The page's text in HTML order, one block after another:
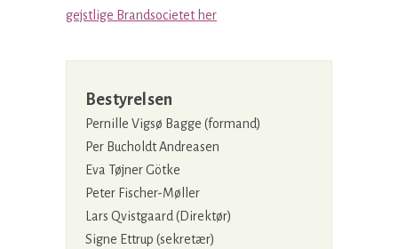
gejstlige Brandsocietet her
Bestyrelsen
Pernille Vigsø Bagge (formand)
Per Bucholdt Andreasen
Eva Tøjner Götke
Peter Fischer-Møller
Lars Qvistgaard (Direktør)
Signe Ettrup (sekretær)